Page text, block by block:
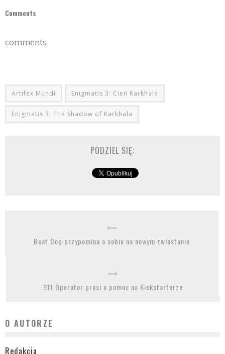
Comments
comments
Artifex Mundi Enigmatis 3: Cień Karkhala
Enigmatis 3: The Shadow of Karkhala
PODZIEL SIĘ:
Beat Cop przypomina o sobie na nowym zwiastunie
911 Operator prosi o pomoc na Kickstarterze
O AUTORZE
Redakcja